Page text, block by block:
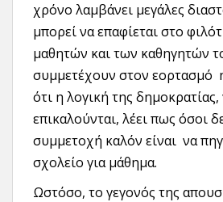
χρόνο λαμβάνει μεγάλες
μπορεί να επαφίεται στο
μαθητών και των καθηγητών
συμμετέχουν στον εορτασμό
ότι η λογική της
επικαλούνται, λέει πως όσοι
συμμετοχή καλόν είναι να
σχολείο για μάθημα.
Ωστόσο, το γεγονός της